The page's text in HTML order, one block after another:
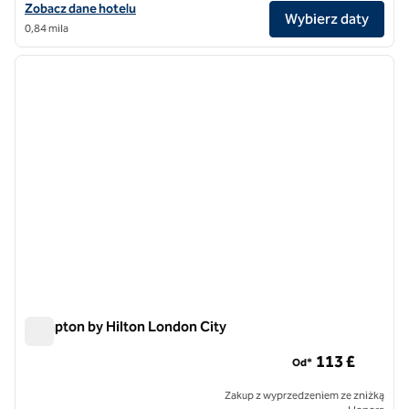
Zobacz szczegóły hotelu Canopy by Hilton London City
Zobacz dane hotelu
0,84 mila
Wybierz daty
1/12
1 z 12
Hampton by Hilton London City
Od* 113 £
Zakup z wyprzedzeniem ze zniżką